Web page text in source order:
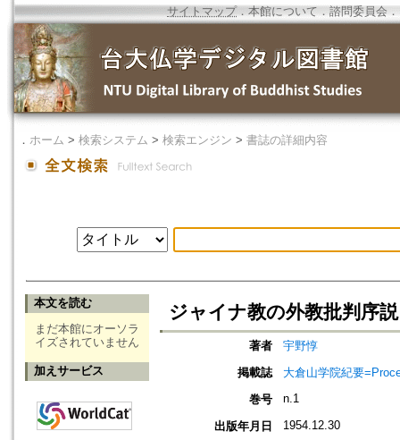
サイトマップ．本館について ． 諮問委員会 ．
． ホーム > 検索システム > 検索エンジン > 書誌の詳細内容
本文を読む
まだ本館にオーソラ
イズされていません
加えサービス
ジャイナ教の外教批判序
著者
宇野惇
掲載誌
大倉山学院紀要
巻号
n.1
出版年月日 1954.12.30